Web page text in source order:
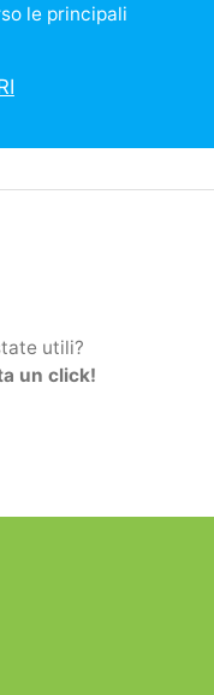
le principali
utili?
un click!